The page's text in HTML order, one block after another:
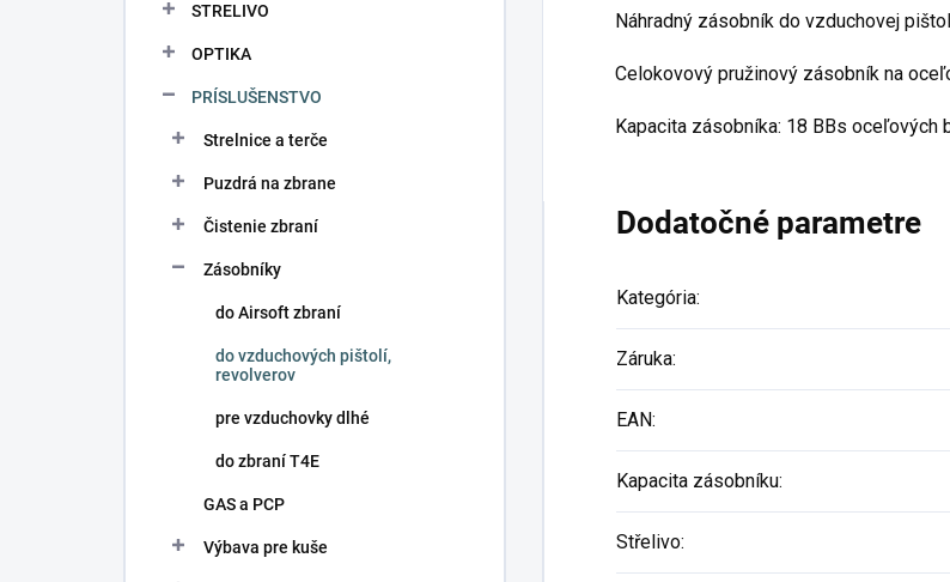
STRELIVO
OPTIKA
PRÍSLUŠENSTVO
Strelnice a terče
Puzdrá na zbrane
Čistenie zbraní
Zásobníky
do Airsoft zbraní
do vzduchových pištolí,
revolverov
pre vzduchovky dlhé
do zbraní T4E
GAS a PCP
Výbava pre kuše
Náhradný zásobník do vzduchovej
Celokovový pružinový zásobník na
Kapacita zásobníka: 18 BBs oceľových
Dodatočné parametre
Kategória:
Záruka:
EAN:
Kapacita zásobníku:
Střelivo: